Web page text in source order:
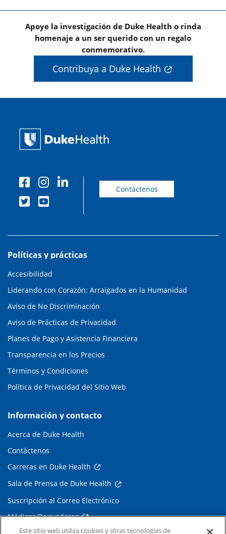
Apoye la investigación de Duke Health o rinda
homenaje a un ser querido con un regalo
conmemorativo.
Contribuya a Duke Health
Contáctenos
Políticas y prácticas
Accesibilidad
Liderando con Corazón: Arraigados en la Humanidad
Aviso de No Discriminación
Aviso de Prácticas de Privacidad
Planes de Pago y Asistencia Financiera
Transparencia en los Precios
Términos y Condiciones
Política de Privacidad del Sitio Web
Información y contacto
Acerca de Duke Health
Contáctenos
Carreras en Duke Health
Sala de Prensa de Duke Health
Suscripción al Correo Electrónico
Médicos Derivadores
Este sitio web utiliza cookies y otras tecnologías de